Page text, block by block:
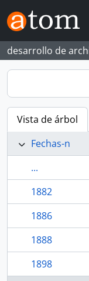
Skip to main content
desarrollo de
Vista de árbol
Fechas-n
...
1882
1886
1888
1898